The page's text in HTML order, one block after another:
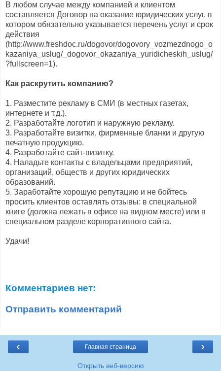
В любом случае между компанией и клиентом
составляется Договор на оказание юридических услуг, в
котором обязательно указывается перечень услуг и срок
действия
(http://www.freshdoc.ru/dogovor/dogovory_vozmezdnogo_o
kazaniya_uslug/_dogovor_okazaniya_yuridicheskih_uslug/
?fullscreen=1).
Как раскрутить компанию?
1. Разместите рекламу в СМИ (в местных газетах,
интернете и т.д.).
2. Разработайте логотип и наружную рекламу.
3. Разработайте визитки, фирменные бланки и другую
печатную продукцию.
4. Разработайте сайт-визитку.
4. Наладьте контакты с владельцами предприятий,
организаций, обществ и других юридических
образований.
5. Заработайте хорошую репутацию и не бойтесь
просить клиентов оставлять отзывы: в специальной
книге (должна лежать в офисе на видном месте) или в
специальном разделе корпоративного сайта.
Удачи!
Комментариев нет:
Отправить комментарий
‹ ›
Главная страница
Открыть веб-версию